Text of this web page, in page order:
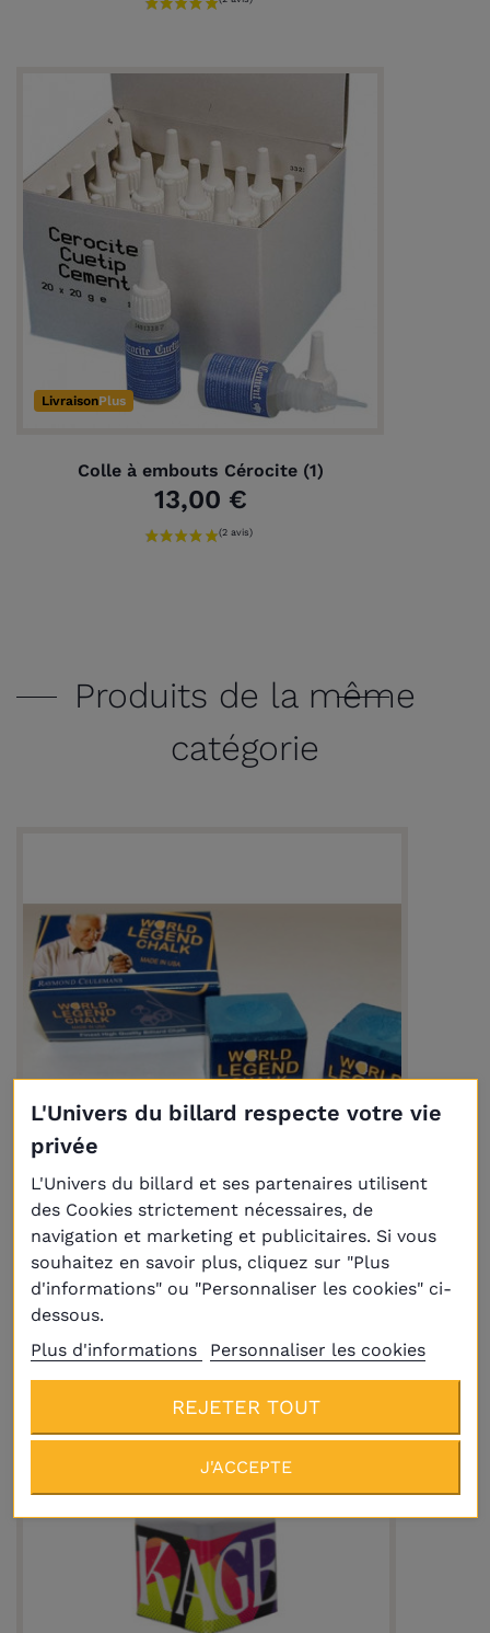
LivraisonPlus
Colle à embouts Cérocite (1)
13,00 €
Produits de la même
catégorie
LivraisonPlus
Craie World Legend par Raymond
Ceulemans (2 pièces)
5,50 €
L'Univers du billard respecte votre vie
privée
L'Univers du billard et ses partenaires utilisent
des Cookies strictement nécessaires, de
navigation et marketing et publicitaires. Si vous
souhaitez en savoir plus, cliquez sur "Plus
d'informations" ou "Personnaliser les cookies" ci-
dessous.
Plus d'informations
Personnaliser les cookies
REJETER TOUT
J'ACCEPTE